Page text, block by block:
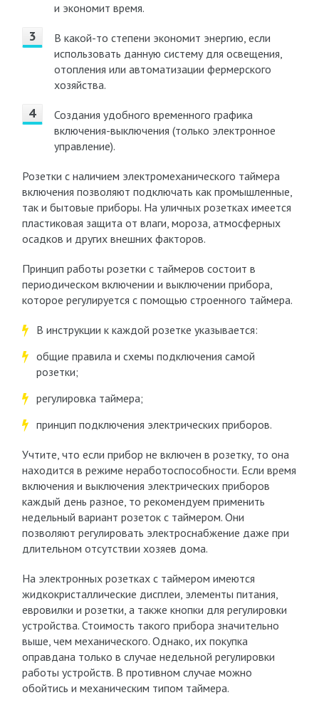
и экономит время.
В какой-то степени экономит энергию, если
использовать данную систему для освещения,
отопления или автоматизации фермерского
хозяйства.
Создания удобного временного графика
включения-выключения (только электронное
управление).
Розетки с наличием электромеханического таймера
включения позволяют подключать как промышленные,
так и бытовые приборы. На уличных розетках имеется
пластиковая защита от влаги, мороза, атмосферных
осадков и других внешних факторов.
Принцип работы розетки с таймеров состоит в
периодическом включении и выключении прибора,
которое регулируется с помощью строенного таймера.
В инструкции к каждой розетке указывается:
общие правила и схемы подключения самой
розетки;
регулировка таймера;
принцип подключения электрических приборов.
Учтите, что если прибор не включен в розетку, то она
находится в режиме неработоспособности. Если время
включения и выключения электрических приборов
каждый день разное, то рекомендуем применить
недельный вариант розеток с таймером. Они
позволяют регулировать электроснабжение даже при
длительном отсутствии хозяев дома.
На электронных розетках с таймером имеются
жидкокристаллические дисплеи, элементы питания,
евровилки и розетки, а также кнопки для регулировки
устройства. Стоимость такого прибора значительно
выше, чем механического. Однако, их покупка
оправдана только в случае недельной регулировки
работы устройств. В противном случае можно
обойтись и механическим типом таймера.